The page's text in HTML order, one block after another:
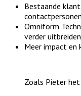
Bestaande
contactpersonen
Omniform
verder uitbreiden
Meer impact en
Zoals Pieter